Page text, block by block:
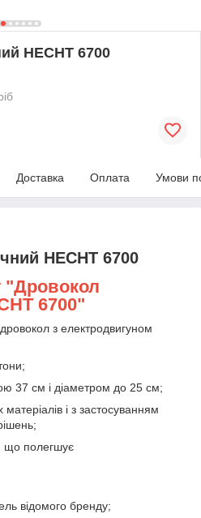
HECHT 6700
Доставка Оплата Умови
HECHT 6700
"Дровокол
6700"
з електродвигуном
37 см і діаметром до 25 см;
матеріалів і з застосуванням
що полегшує
відомого бренду;